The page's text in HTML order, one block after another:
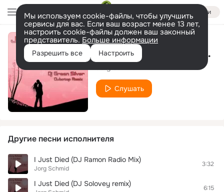
Войти
Мы используем cookie-файлы, чтобы улучшить
сервисы для вас. Если ваш возраст менее 13 лет,
настроить cookie-файлы должен ваш законный
представитель. Больше информации
Разрешить все Настроить I Just Died (DJ Solovey remix) (Radio edit)
Слушать
Другие песни исполнителя
I Just Died (DJ Ramon Radio Mix)
Jorg Schmid
3:32
I Just Died (DJ Solovey remix) 6:15